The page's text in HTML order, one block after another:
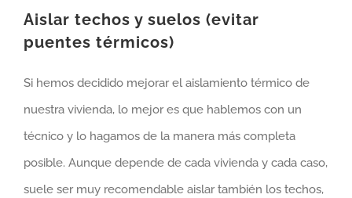
Aislar techos y suelos (evitar
puentes térmicos)
Si hemos decidido mejorar el aislamiento térmico de
nuestra vivienda, lo mejor es que hablemos con un
técnico y lo hagamos de la manera más completa
posible. Aunque depende de cada vivienda y cada caso,
suele ser muy recomendable aislar también los techos,